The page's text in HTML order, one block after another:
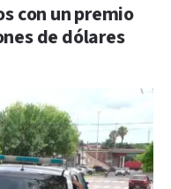
con un premio
de dólares